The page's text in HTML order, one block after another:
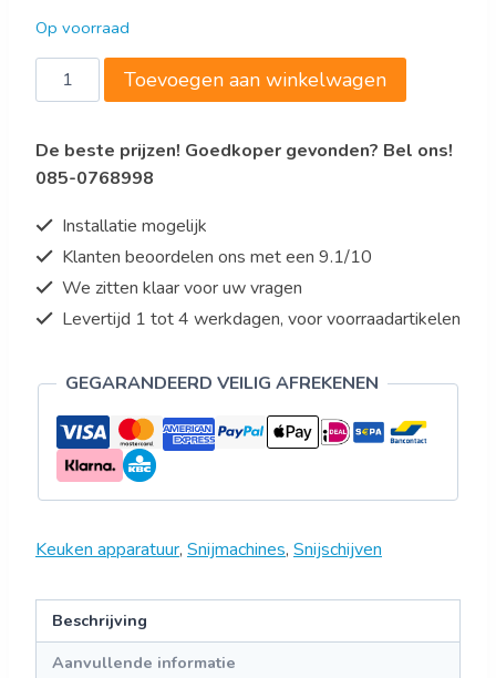
was:
€57,00.€34,20.
Op voorraad
Saro
AS010
10
mm
aantal
Toevoegen aan winkelwagen
De beste prijzen! Goedkoper gevonden? Bel ons!
085-0768998
Installatie mogelijk
Klanten beoordelen ons met een 9.1/10
We zitten klaar voor uw vragen
Levertijd 1 tot 4 werkdagen, voor voorraadartikelen
GEGARANDEERD VEILIG AFREKENEN
Keuken apparatuur, Snijmachines, Snijschijven
Beschrijving
Aanvullende informatie